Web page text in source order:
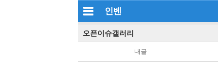
인벤
오픈이슈갤러리
내글